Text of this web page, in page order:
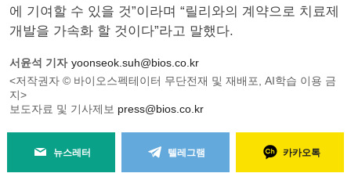
에 기여할 수 있을 것”이라며 “릴리와의 계약으로 치료제
개발을 가속화 할 것이다”라고 말했다.
서윤석 기자 yoonseok.suh@bios.co.kr
<저작권자 © 바이오스펙테이터 무단전재 및 재배포, AI학습 이용 금
지>
보도자료 및 기사제보 press@bios.co.kr
뉴스레터 텔레그램 카카오톡